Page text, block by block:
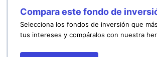
Compara este fondo de
Selecciona los fondos de inversión que
tus intereses y compáralos con nuestra